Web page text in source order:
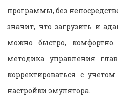
программы, без
значит, что загрузить и
можно быстро,
методика управления
корректироваться с
настройки эмулятора.